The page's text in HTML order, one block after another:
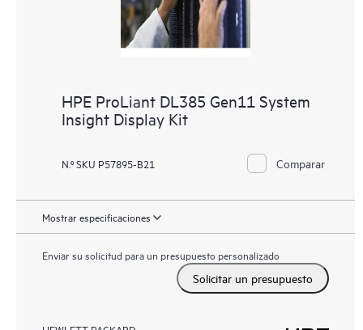
HPE ProLiant DL385 Gen11 System
Insight Display Kit
N.º SKU P57895-B21 Comparar
Mostrar especificaciones
Enviar su solicitud para un presupuesto personalizado
Solicitar un presupuesto